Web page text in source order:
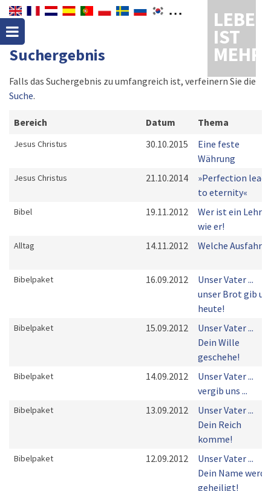
LEBEN
IST
MEHR
Suchergebnis
Falls das Suchergebnis zu umfangreich ist, verfeinern Sie die
Suche.
Bereich Datum Thema
Jesus Christus 30.10.2015
Eine feste
Währung
Jesus Christus 21.10.2014
»Perfection leads
to eternity«
Bibel 19.11.2012
Wer ist ein Lehrer
wie er!
Alltag 14.11.2012 Welche Ausfahrt?
Bibelpaket 16.09.2012
Unser Vater ...
unser Brot gib
heute!
Bibelpaket 15.09.2012
Unser Vater ...
Dein Wille
geschehe!
Bibelpaket 14.09.2012
Unser Vater ...
vergib uns ...
Bibelpaket 13.09.2012
Unser Vater ...
Dein Reich
komme!
Bibelpaket 12.09.2012
Unser Vater ...
Dein Name werde
geheiligt!